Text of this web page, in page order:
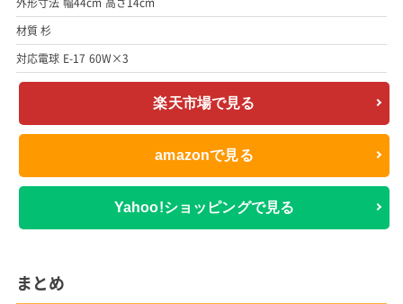
材質 杉
対応電球 E-17 60W×3
楽天市場で見る
amazonで見る
Yahoo!ショッピングで見る
まとめ